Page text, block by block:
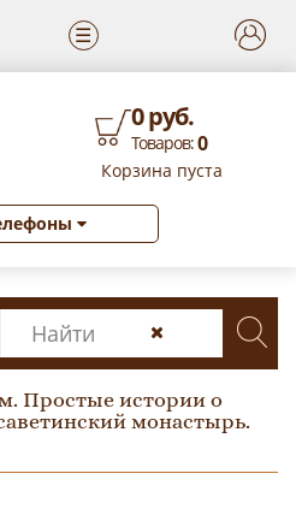
☰
0 руб.
Товаров:0
Корзина пуста
Простые истории о
монастырь.